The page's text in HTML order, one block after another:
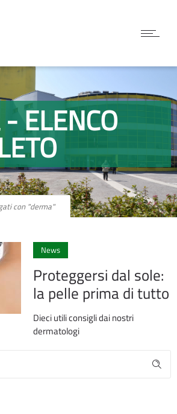
ELENCO
con "derma"
News
Proteggersi dal sole:
la pelle prima di tutto
Dieci utili consigli dai nostri
dermatologi